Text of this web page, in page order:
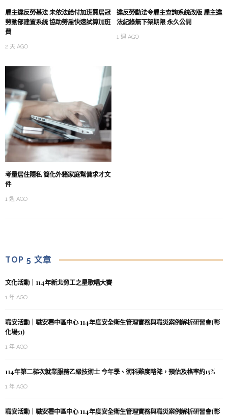
雇主違反勞基法 未依法給付加班費居冠
勞動部建置系統 協助勞雇快速試算加班
費
2 天 AGO
違反勞動法令雇主查詢系統改版 雇主違
法紀錄無下架期限 永久公開
1 週 AGO
考量居住隱私 簡化外籍家庭幫傭求才文
件
1 週 AGO
TOP 5 文章
文化活動｜114年新北勞工之星歌唱大賽
1 年 AGO
職安活動｜職安署中區中心 114年度安全衛生管理實務與職災案例解析研習會(彰
化場51)
1 年 AGO
114年第二梯次就業服務乙級技術士 今年學、術科難度略降，預估及格率約15%
1 年 AGO
職安活動｜職安署中區中心 114年度安全衛生管理實務與職災案例解析研習會(彰